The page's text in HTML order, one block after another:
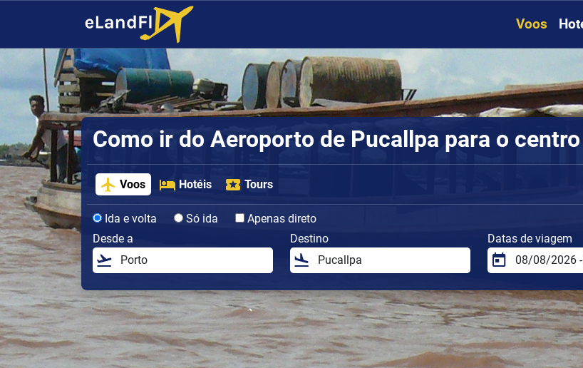
Voos
Como ir do Aeroporto de Pucallpa para o
Voos Hotéis Tours
Ida e volta Só ida
Apenas direto
Desde a
Destino Datas de viagem